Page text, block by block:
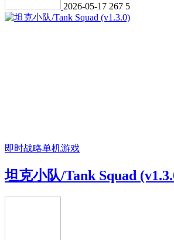
2026-05-17 267 5
即时战略单机游戏
坦克小队/Tank Squad